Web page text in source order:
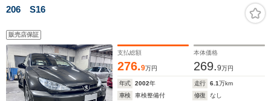
ド オートハイビー
ルミ ETC クリアラ
ンスソナー
グTV AW
ー コーナーセ
スマートキー
報
206 S16
販売店保証
支払総額
276.9万円
本体価格
269.9万円
年式 2002年 走行 6.1万km
車検
車検整備付 修復
なし